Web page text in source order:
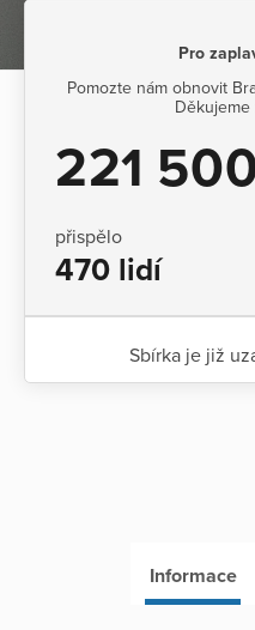
Pro
Pomozte nám obnovit
221
přispělo
470 lidí
Sbírka je již
Informace